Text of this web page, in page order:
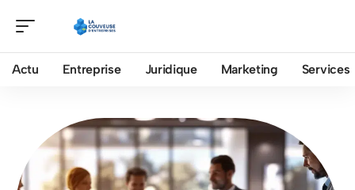
Actu Entreprise Juridique Marketing Services